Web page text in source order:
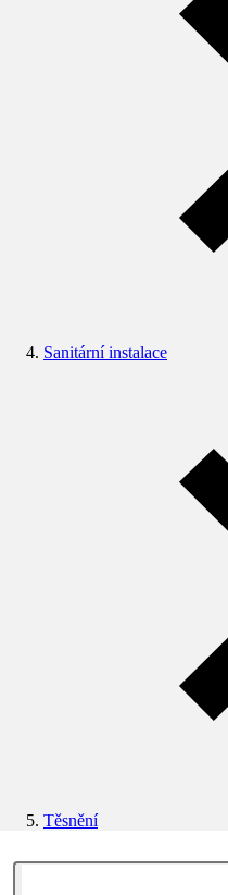
Sanitární instalace
Těsnění